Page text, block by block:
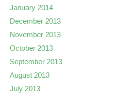
January 2014
December 2013
November 2013
October 2013
September 2013
August 2013
July 2013